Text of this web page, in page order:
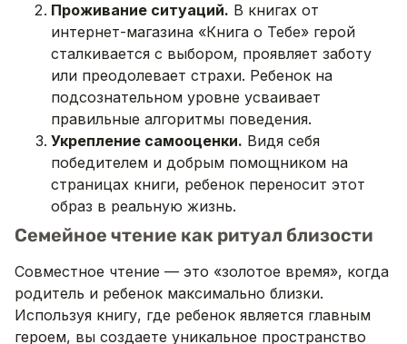
Проживание ситуаций. В книгах от
интернет-магазина «Книга о Тебе» герой
сталкивается с выбором, проявляет заботу
или преодолевает страхи. Ребенок на
подсознательном уровне усваивает
правильные алгоритмы поведения.
Укрепление самооценки. Видя себя
победителем и добрым помощником на
страницах книги, ребенок переносит этот
образ в реальную жизнь.
Семейное чтение как ритуал близости
Совместное чтение — это «золотое время», когда
родитель и ребенок максимально близки.
Используя книгу, где ребенок является главным
героем, вы создаете уникальное пространство